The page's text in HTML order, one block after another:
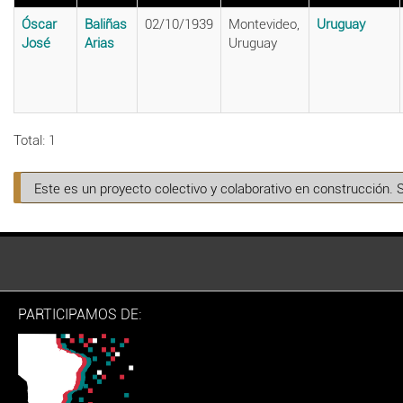
Óscar
José
Baliñas
Arias
02/10/1939
Montevideo,
Uruguay
Uruguay
Total: 1
Este es un proyecto colectivo y colaborativo en
PARTICIPAMOS DE: